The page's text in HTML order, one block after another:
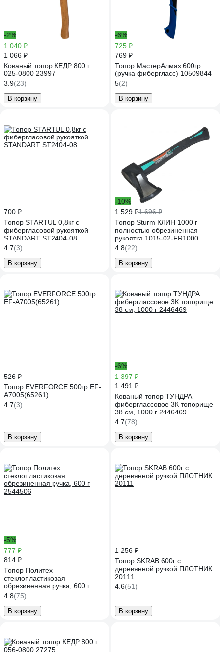
-2%
1 040 ₽
1 066 ₽
Кованый топор КЕДР 800 г
025-0800 23997
3.9(23)
В корзину
-6%
725 ₽
769 ₽
Топор МастерАлмаз 600гр
(ручка фибергласс) 10509844
5(2)
В корзину
700 ₽
Топор STARTUL 0,8кг с
фибергласовой рукояткой
STANDART ST2404-08
4.7(3)
В корзину
-10%
1 529 ₽1 696 ₽
Топор Sturm КЛИН 1000 г
полностью обрезиненная
рукоятка 1015-02-FR1000
4.8(22)
В корзину
526 ₽
Топор EVERFORCE 500гр EF-
A7005(65261)
4.7(3)
В корзину
-6%
1 397 ₽
1 491 ₽
Кованый топор ТУНДРА
фиберглассовое 3К топорище
38 см, 1000 г 2446469
4.7(78)
В корзину
-5%
777 ₽
814 ₽
Топор Политех
стеклопластиковая
обрезиненная ручка, 600 г
2544506
4.8(75)
В корзину
1 256 ₽
Топор SKRAB 600г с
деревянной ручкой ПЛОТНИК
20111
4.6(51)
В корзину